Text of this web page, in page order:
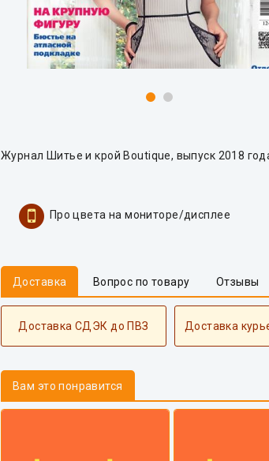
Журнал Шитье и крой Boutique, выпуск 2018
Про цвета на мониторе/дисплее
Доставка Вопрос по товару Отзывы
Доставка СДЭК до ПВЗ Доставка
Вам это понравится